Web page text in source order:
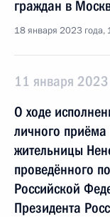
граждан в
18 января 2023 года,
11 января 2023
О ходе
личного
жительницы
проведённого
Российской
Президента